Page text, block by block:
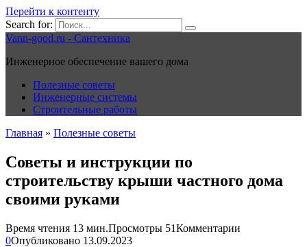
Перейти к контенту
Search for:
Vann-good.ru - Сантехника
Инженерное обеспечение вашего дома
Полезные советы
Инженерные системы
Строительные работы
Главная » Полезные советы
Советы и инструкции по
строительству крыши частного дома
своими руками
Время чтения 13 мин.Просмотры 51Комментарии
0Опубликовано 13.09.2023